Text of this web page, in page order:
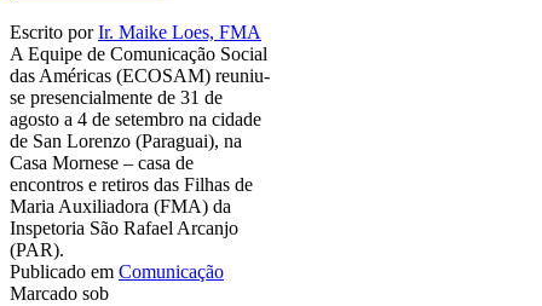
Escrito porIr. Maike Loes, FMA
A Equipe de Comunicação Social
das Américas (ECOSAM) reuniu-
se presencialmente de 31 de
agosto a 4 de setembro na cidade
de San Lorenzo (Paraguai), na
Casa Mornese – casa de
encontros e retiros das Filhas de
Maria Auxiliadora (FMA) da
Inspetoria São Rafael Arcanjo
(PAR).
Publicado em Comunicação
Marcado sob